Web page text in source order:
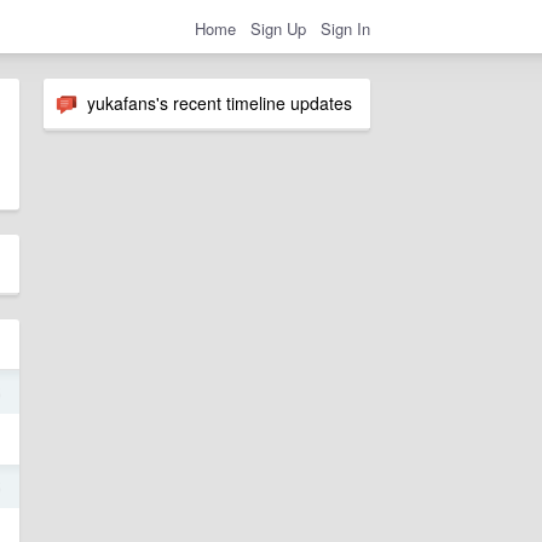
Home Sign Up Sign In
yukafans's recent timeline updates